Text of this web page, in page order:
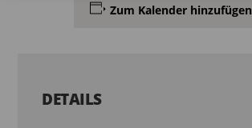
Zum Kalender hinzufügen
DETAILS